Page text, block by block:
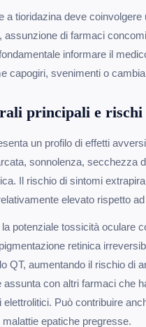
a tioridazina deve
assunzione di farmaci
informare il
capogiri, svenimenti o
principali e rischi
un profilo di effetti
sonnolenza, secchezza
Il rischio di sintomi
elevato rispetto
potenziale tossicità oculare
retinica
QT, aumentando il rischio di
assunta con altri farmaci che
elettrolitici. Può contribuire
epatiche pregresse.